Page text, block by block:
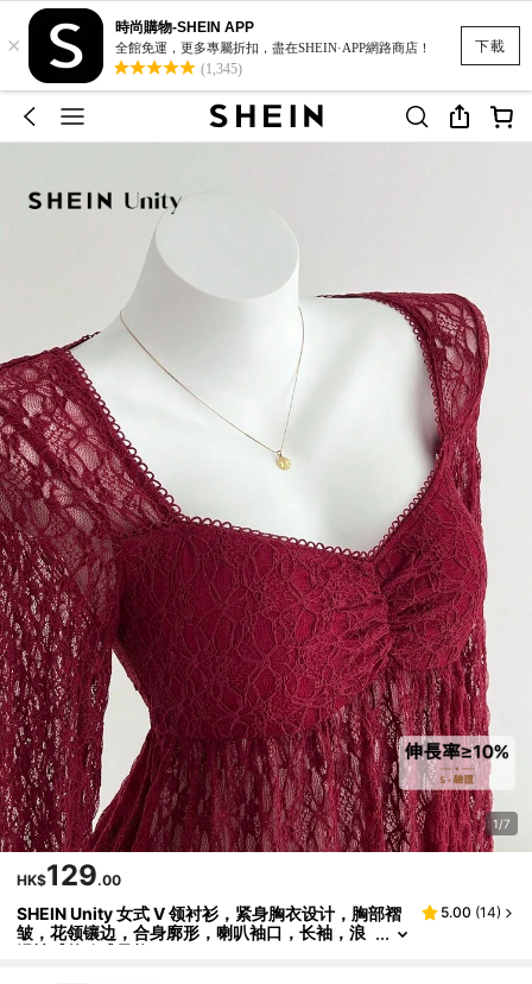
下載
×
時尚購物-SHEIN APP
全館免運，更多專屬折扣，盡在SHEIN·APP網路商店！
(1,345)
1/7
HK$129.00
SHEIN Unity 女式 V 领衬衫，紧身胸衣设计，胸部褶
皱，花领镶边，合身廓形，喇叭袖口，长袖，浪
漫性感的欧式风格
5.00 (14)